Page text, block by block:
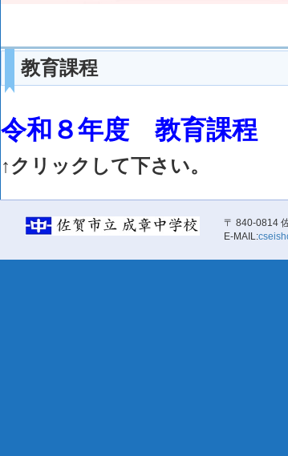
教育課程
令和８年度 教育課程
↑クリックして下さい。
〒 840-0814
E-MAIL: